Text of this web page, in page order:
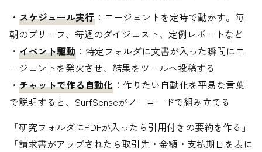
・ スケジュール実行 ：エージェントを定時で動かす。毎
朝のブリーフ、毎週のダイジェスト、定例レポートなど
・ イベント駆動 ：特定フォルダに文書が入った瞬間にエ
ージェントを発火させ、結果をツールへ投稿する
・ チャットで作る自動化 ：作りたい自動化を平易な言葉
で説明すると、SurfSenseがノーコードで組み立てる
「研究フォルダにPDFが入ったら引用付きの要約を作る」
「請求書がアップされたら取引先・金額・支払期日を表に